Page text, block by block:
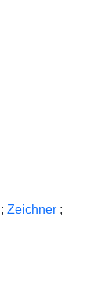
; Zeichner ;